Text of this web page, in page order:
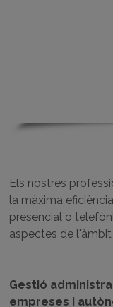
Els nostres
la màxima
presencial o
aspectes de
Gestió
empreses i